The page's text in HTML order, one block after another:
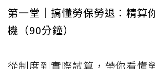
第一堂｜搞懂勞保勞退：精算
機（90分鐘）
從制度到實際試算，帶你看懂